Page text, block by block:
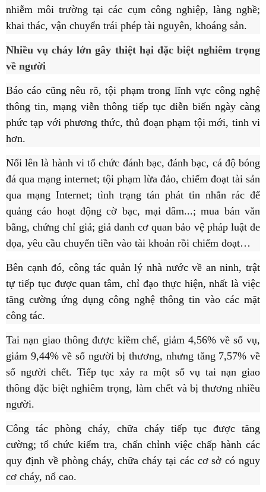
nhiễm môi trường tại các cụm công nghiệp, làng nghề;
khai thác, vận chuyển trái phép tài nguyên, khoáng sản.
Nhiều vụ cháy lớn gây thiệt hại đặc biệt nghiêm trọng
về người
Báo cáo cũng nêu rõ, tội phạm trong lĩnh vực công nghệ
thông tin, mạng viễn thông tiếp tục diễn biến ngày càng
phức tạp với phương thức, thủ đoạn phạm tội mới, tinh vi
hơn.
Nổi lên là hành vi tổ chức đánh bạc, đánh bạc, cá độ bóng
đá qua mạng internet; tội phạm lừa đảo, chiếm đoạt tài sản
qua mạng Internet; tình trạng tán phát tin nhắn rác để
quảng cáo hoạt động cờ bạc, mại dâm...; mua bán văn
bằng, chứng chỉ giả; giả danh cơ quan bảo vệ pháp luật đe
dọa, yêu cầu chuyển tiền vào tài khoản rồi chiếm đoạt…
Bên cạnh đó, công tác quản lý nhà nước về an ninh, trật
tự tiếp tục được quan tâm, chỉ đạo thực hiện, nhất là việc
tăng cường ứng dụng công nghệ thông tin vào các mặt
công tác.
Tai nạn giao thông được kiềm chế, giảm 4,56% về số vụ,
giảm 9,44% về số người bị thương, nhưng tăng 7,57% về
số người chết. Tiếp tục xảy ra một số vụ tai nạn giao
thông đặc biệt nghiêm trọng, làm chết và bị thương nhiều
người.
Công tác phòng cháy, chữa cháy tiếp tục được tăng
cường; tổ chức kiểm tra, chấn chỉnh việc chấp hành các
quy định về phòng cháy, chữa cháy tại các cơ sở có nguy
cơ cháy, nổ cao.